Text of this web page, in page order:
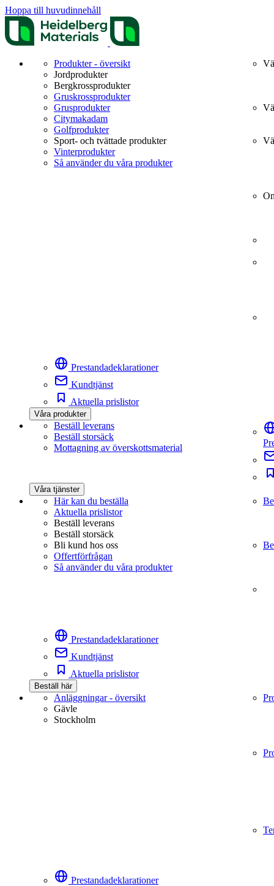
Hoppa till huvudinnehåll
Produkter - översikt
Jordprodukter
Bergkrossprodukter
Gruskrossprodukter
Grusprodukter
Citymakadam
Golfprodukter
Sport- och tvättade produkter
Vinterprodukter
Så använder du våra produkter
Prestandadeklarationer
Kundtjänst
Aktuella prislistor
Våra produkter
Beställ leverans
Beställ storsäck
Mottagning av överskottsmaterial
Våra tjänster
Här kan du beställa
Aktuella prislistor
Beställ leverans
Beställ storsäck
Bli kund hos oss
Offertförfrågan
Så använder du våra produkter
Prestandadeklarationer
Kundtjänst
Aktuella prislistor
Beställ här
Anläggningar - översikt
Gävle
Stockholm
Prestandadeklarationer